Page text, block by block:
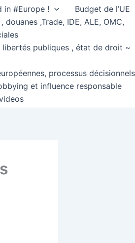
in #Europe !
Budget de l’UE
,Trade, IDE, ALE, OMC,
publiques , état de droit ~
processus
et influence responsable